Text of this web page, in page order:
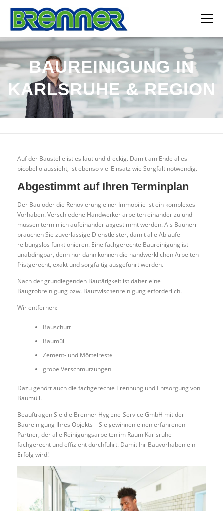
Inhalt
springen
Menü
STARTSEITE LEISTUNGEN
UNTERNEHMENSGESCHICHTE TEAM KONTAKT
BAUREINIGUNG IN
KARLSRUHE & REGION
Auf der Baustelle ist es laut und dreckig. Damit am Ende alles
picobello aussieht, ist ebenso viel Einsatz wie Sorgfalt notwendig.
Abgestimmt auf Ihren Terminplan
Der Bau oder die Renovierung einer Immobilie ist ein komplexes
Vorhaben. Verschiedene Handwerker arbeiten einander zu und
müssen terminlich aufeinander abgestimmt werden. Als Bauherr
brauchen Sie zuverlässige Dienstleister, damit alle Abläufe
reibungslos funktionieren. Eine fachgerechte Baureinigung ist
unabdingbar, denn nur dann können die handwerklichen Arbeiten
fristgerecht, exakt und sorgfältig ausgeführt werden.
Nach der grundlegenden Bautätigkeit ist daher eine
Baugrobreinigung bzw. Bauzwischenreinigung erforderlich.
Wir entfernen:
Bauschutt
Baumüll
Zement- und Mörtelreste
grobe Verschmutzungen
Dazu gehört auch die fachgerechte Trennung und Entsorgung von
Baumüll.
Beauftragen Sie die Brenner Hygiene-Service GmbH mit der
Baureinigung Ihres Objekts – Sie gewinnen einen erfahrenen
Partner, der alle Reinigungsarbeiten im Raum Karlsruhe
fachgerecht und effizient durchführt. Damit Ihr Bauvorhaben ein
Erfolg wird!